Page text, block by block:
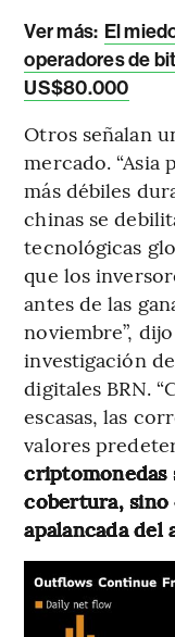
Ver más: El
operadores de
US$80.000
Otros señalan
mercado.
más débiles
chinas se
tecnológicas
que los
antes de las
noviembre”,
investigación
digitales BRN.
escasas, las
valores
criptomonedas
cobertura, sino
apalancada del